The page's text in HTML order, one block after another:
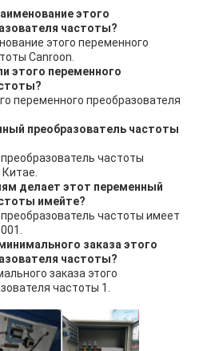
этого
частоты?
этого переменного
Canroon.
этого переменного
переменного преобразователя
преобразователь частоты
частоты
делает этот переменный
имейте?
частоты имеет
заказа этого
частоты?
заказа этого
частоты 1.